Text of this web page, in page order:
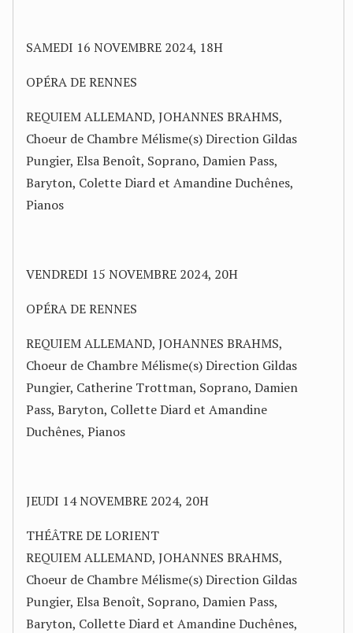
SAMEDI 16 NOVEMBRE 2024, 18H
OPÉRA DE RENNES
REQUIEM ALLEMAND, JOHANNES BRAHMS,
Choeur de Chambre Mélisme(s) Direction Gildas
Pungier, Elsa Benoît, Soprano, Damien Pass,
Baryton, Colette Diard et Amandine Duchênes,
Pianos
VENDREDI 15 NOVEMBRE 2024, 20H
OPÉRA DE RENNES
REQUIEM ALLEMAND, JOHANNES BRAHMS,
Choeur de Chambre Mélisme(s) Direction Gildas
Pungier, Catherine Trottman, Soprano, Damien
Pass, Baryton, Collette Diard et Amandine
Duchênes, Pianos
JEUDI 14 NOVEMBRE 2024, 20H
THÉÂTRE DE LORIENT
REQUIEM ALLEMAND, JOHANNES BRAHMS,
Choeur de Chambre Mélisme(s) Direction Gildas
Pungier, Elsa Benoît, Soprano, Damien Pass,
Baryton, Collette Diard et Amandine Duchênes,